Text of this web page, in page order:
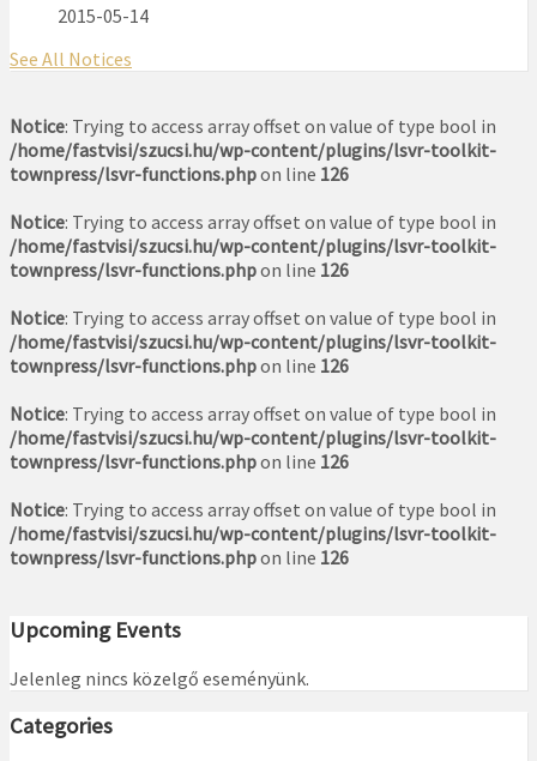
2015-05-14
See All Notices
Notice: Trying to access array offset on value of type bool in
/home/fastvisi/szucsi.hu/wp-content/plugins/lsvr-toolkit-
townpress/lsvr-functions.phpon line 126
Notice: Trying to access array offset on value of type bool in
/home/fastvisi/szucsi.hu/wp-content/plugins/lsvr-toolkit-
townpress/lsvr-functions.phpon line 126
Notice: Trying to access array offset on value of type bool in
/home/fastvisi/szucsi.hu/wp-content/plugins/lsvr-toolkit-
townpress/lsvr-functions.phpon line 126
Notice: Trying to access array offset on value of type bool in
/home/fastvisi/szucsi.hu/wp-content/plugins/lsvr-toolkit-
townpress/lsvr-functions.phpon line 126
Notice: Trying to access array offset on value of type bool in
/home/fastvisi/szucsi.hu/wp-content/plugins/lsvr-toolkit-
townpress/lsvr-functions.phpon line 126
Upcoming Events
Jelenleg nincs közelgő eseményünk.
Categories